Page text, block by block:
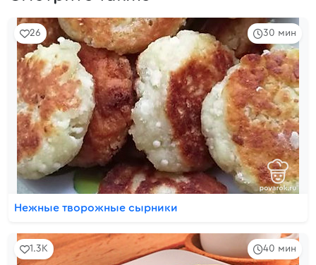
30 мин
26
Нежные творожные сырники
40 мин
1.3K